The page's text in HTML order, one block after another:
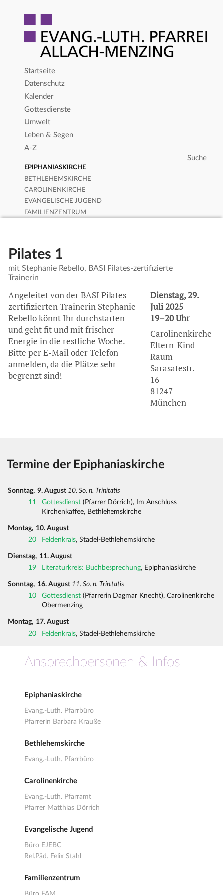
Startseite
Datenschutz
Kalender
Gottesdienste
Umwelt
Leben & Segen
A-Z
EPIPHANIASKIRCHE
BETHLEHEMSKIRCHE
CAROLINENKIRCHE
EVANGELISCHE JUGEND
FAMILIENZENTRUM
Pilates 1
mit Stephanie Rebello, BASI Pilates-zertifizierte
Trainerin
Angeleitet von derBASI Pilates-
zertifizierten Trainerin Stephanie
Rebello könnt Ihr durchstarten
und geht fit und mit frischer
Energie in die restliche Woche.
Bitte per E-Mail oder Telefon
anmelden, da die Plätze sehr
begrenzt sind!
Dienstag, 29.
Juli 2025
19–20 Uhr
Carolinenkirche
Eltern-Kind-
Raum
Sarasatestr.
16
81247
München
Termine der Epiphaniaskirche
Sonntag, 9. August 10. So. n. Trinitatis
11
Gottesdienst (Pfarrer Dörrich), Im Anschluss
Kirchenkaffee, Bethlehemskirche
Montag, 10. August
20
Feldenkrais, Stadel-Bethlehemskirche
Dienstag, 11. August
19
Literaturkreis: Buchbesprechung, Epiphaniaskirche
Sonntag, 16. August 11. So. n. Trinitatis
10
Gottesdienst (Pfarrerin Dagmar Knecht), Carolinenkirche
Obermenzing
Montag, 17. August
20
Feldenkrais, Stadel-Bethlehemskirche
Ansprechpersonen & Infos
Epiphaniaskirche
Evang.-Luth. Pfarrbüro
Pfarrerin Barbara Krauße
Bethlehemskirche
Evang.-Luth. Pfarrbüro
Carolinenkirche
Evang.-Luth. Pfarramt
Pfarrer Matthias Dörrich
Evangelische Jugend
Büro EJEBC
Rel.Päd. Felix Stahl
Familienzentrum
Büro FAM